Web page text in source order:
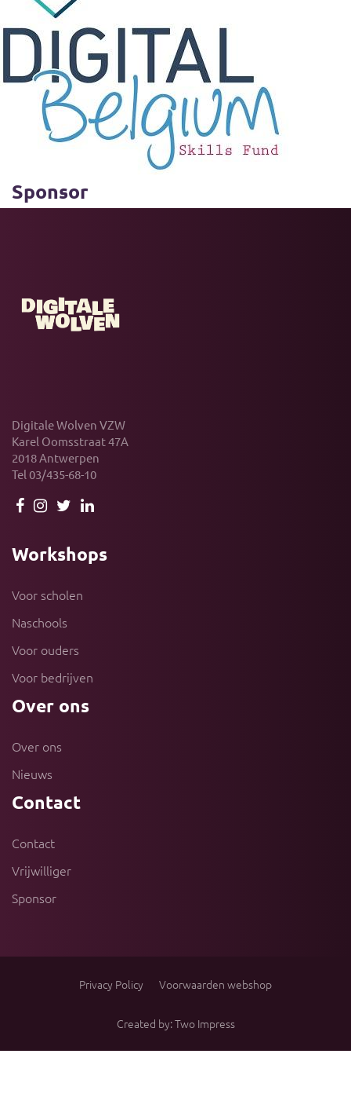
Sponsor
Digitale Wolven VZW
Karel Oomsstraat 47A
2018 Antwerpen
Tel 03/435-68-10
Workshops
Voor scholen
Naschools
Voor ouders
Voor bedrijven
Over ons
Over ons
Nieuws
Contact
Contact
Vrijwilliger
Sponsor
Privacy Policy Voorwaarden webshop
Created by: Two Impress